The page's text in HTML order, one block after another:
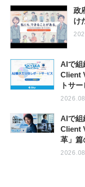
政
け
AIで組
Client
トサ
AIで組
Client
革」篇